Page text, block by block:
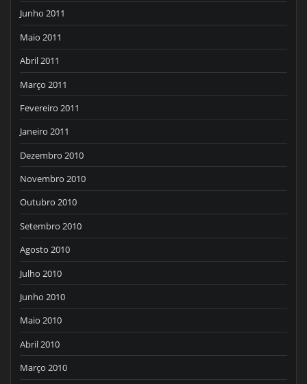
Junho 2011
Maio 2011
Abril 2011
Março 2011
Fevereiro 2011
Janeiro 2011
Dezembro 2010
Novembro 2010
Outubro 2010
Setembro 2010
Agosto 2010
Julho 2010
Junho 2010
Maio 2010
Abril 2010
Março 2010